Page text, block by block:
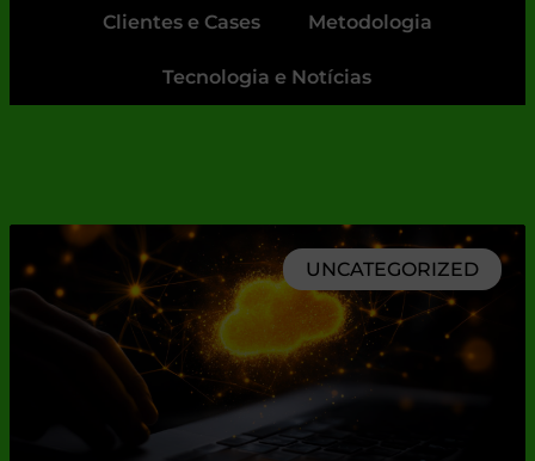
Clientes e Cases Metodologia
Tecnologia e Notícias
UNCATEGORIZED